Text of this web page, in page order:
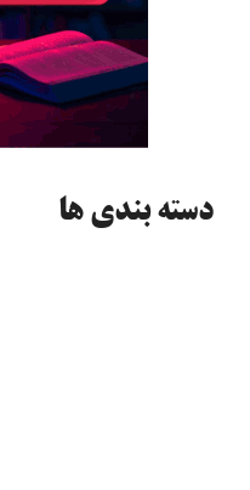
دسته‌ بندی ها